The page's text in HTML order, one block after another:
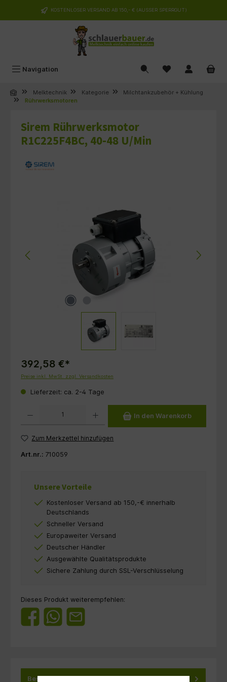
springen KOSTENLOSER VERSAND AB 150,- € (AUSSER SPERRGUT)
Navigation
Melktechnik Kategorie
Milchtankzubehör + Kühlung
Rührwerksmotoren
Sirem Rührwerksmotor
R1C225F4BC, 40-48 U/Min
392,58 €*
Preise inkl. MwSt. zzgl. Versandkosten
Lieferzeit: ca. 2-4 Tage
In den Warenkorb
Zum Merkzettel hinzufügen
Art.nr.: 710059
Unsere Vorteile
Kostenloser Versand ab 150,-€ innerhalb
Deutschlands
Schneller Versand
Europaweiter Versand
Deutscher Händler
Ausgewählte Qualitätsprodukte
Sichere Zahlung durch SSL-Verschlüsselung
Dieses Produkt weiterempfehlen:
Beschreibung